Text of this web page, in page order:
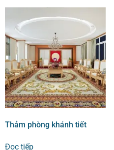
Thảm phòng khánh tiết
Đọc tiếp